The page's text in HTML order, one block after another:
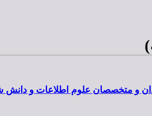
و متخصصان علوم اطلاعات و